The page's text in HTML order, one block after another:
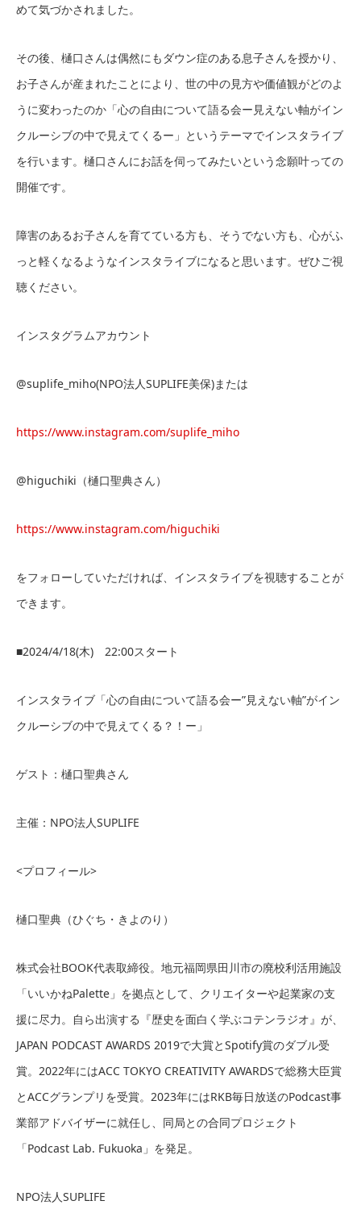
めて気づかされました。
その後、樋口さんは偶然にもダウン症のある息子さんを授かり、
お子さんが産まれたことにより、世の中の見方や価値観がどのよ
うに変わったのか「心の自由について語る会ー見えない軸がイン
クルーシブの中で見えてくるー」というテーマでインスタライブ
を行います。樋口さんにお話を伺ってみたいという念願叶っての
開催です。
障害のあるお子さんを育てている方も、そうでない方も、心がふ
っと軽くなるようなインスタライブになると思います。ぜひご視
聴ください。
インスタグラムアカウント
@suplife_miho(NPO法人SUPLIFE美保)または
https://www.instagram.com/suplife_miho
@higuchiki（樋口聖典さん）
https://www.instagram.com/higuchiki
をフォローしていただければ、インスタライブを視聴することが
できます。
■2024/4/18(木) 22:00スタート
インスタライブ「心の自由について語る会ー”見えない軸”がイン
クルーシブの中で見えてくる？！ー」
ゲスト：樋口聖典さん
主催：NPO法人SUPLIFE
<プロフィール>
樋口聖典（ひぐち・きよのり）
株式会社BOOK代表取締役。地元福岡県田川市の廃校利活用施設
「いいかねPalette」を拠点として、クリエイターや起業家の支
援に尽力。自ら出演する『歴史を面白く学ぶコテンラジオ』が、
JAPAN PODCAST AWARDS 2019で大賞とSpotify賞のダブル受
賞。2022年にはACC TOKYO CREATIVITY AWARDSで総務大臣賞
とACCグランプリを受賞。2023年にはRKB毎日放送のPodcast事
業部アドバイザーに就任し、同局との合同プロジェクト
「Podcast Lab. Fukuoka」を発足。
NPO法人SUPLIFE